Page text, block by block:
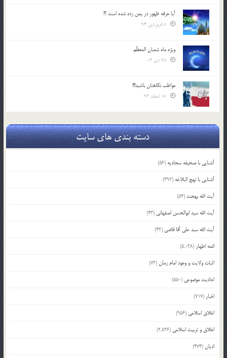
آیا جرقه ظهور در یمن زده شده است ؟!
ویژه ماه شعبان المعظّم
مواظب نگاهتان باشید!!!
دسته بندی های سایت
آشنایی با صحیفه سجادیه (56)
آشنایی با نهج البلاغه (392)
آیت الله بهجت (54)
آیت الله سید ابوالحسن اصفهانی (43)
آیت الله سید علی آقا قاضی (42)
ائمه اطهار (5,038)
اثبات ولایت و وجود امام زمان(73)
احادیث موضوعی (550)
اخبار (717)
اخلاق اسلامی (956)
اخلاق و تربیت اسلامی (2,836)
ادیان(474)